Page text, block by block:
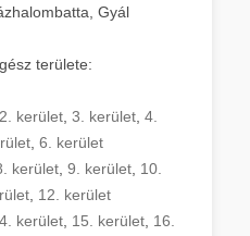
Gyál
területe:
2. kerület, 3. kerület, 4.
, 6. kerület
kerület, 9. kerület, 10.
12. kerület
kerület, 15. kerület, 16.